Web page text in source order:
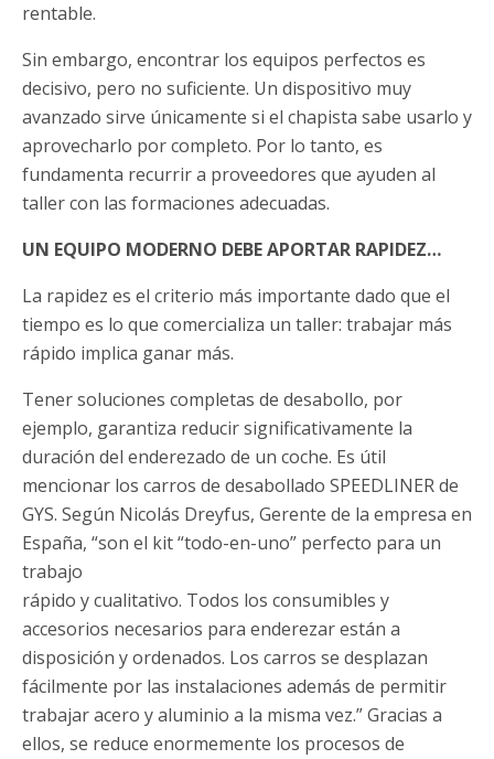
rentable.
Sin embargo, encontrar los equipos perfectos es
decisivo, pero no suficiente. Un dispositivo muy
avanzado sirve únicamente si el chapista sabe usarlo y
aprovecharlo por completo. Por lo tanto, es
fundamenta recurrir a proveedores que ayuden al
taller con las formaciones adecuadas.
UN EQUIPO MODERNO DEBE APORTAR RAPIDEZ…
La rapidez es el criterio más importante dado que el
tiempo es lo que comercializa un taller: trabajar más
rápido implica ganar más.
Tener soluciones completas de desabollo, por
ejemplo, garantiza reducir significativamente la
duración del enderezado de un coche. Es útil
mencionar los carros de desabollado SPEEDLINER de
GYS. Según Nicolás Dreyfus, Gerente de la empresa en
España, “son el kit “todo-en-uno” perfecto para un
trabajo
rápido y cualitativo. Todos los consumibles y
accesorios necesarios para enderezar están a
disposición y ordenados. Los carros se desplazan
fácilmente por las instalaciones además de permitir
trabajar acero y aluminio a la misma vez.” Gracias a
ellos, se reduce enormemente los procesos de